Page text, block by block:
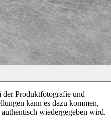
Produktfotografie und
kann es dazu kommen,
wiedergegeben wird.